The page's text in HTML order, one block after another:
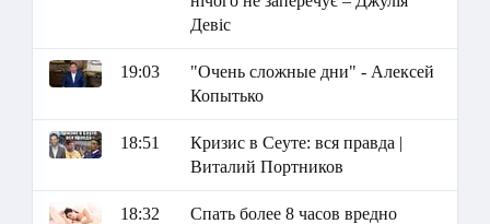
Девіс
19:03
"Очень сложные дни" - Алексей
Копытько
18:51
Кризис в Сеуте: вся правда |
Виталий Портников
18:32 Спать более 8 часов вредно